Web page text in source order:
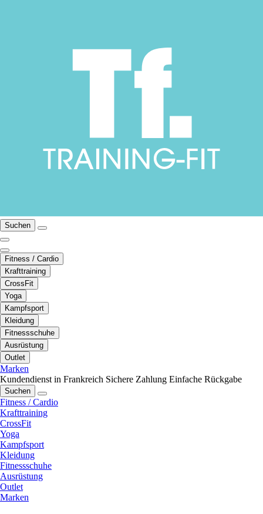
Suchen
Fitness / Cardio
Krafttraining
CrossFit
Yoga
Kampfsport
Kleidung
Fitnessschuhe
Ausrüstung
Outlet
Marken
Kundendienst in Frankreich Sichere Zahlung Einfache Rückgabe
Suchen
Fitness / Cardio
Krafttraining
CrossFit
Yoga
Kampfsport
Kleidung
Fitnessschuhe
Ausrüstung
Outlet
Marken